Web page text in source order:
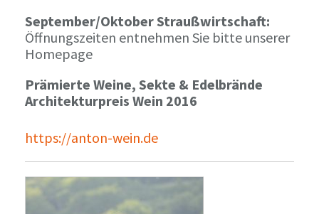
September/Oktober Straußwirtschaft:
Öffnungszeiten entnehmen Sie bitte unserer
Homepage
Prämierte Weine, Sekte & Edelbrände
Architekturpreis Wein 2016
https://anton-wein.de